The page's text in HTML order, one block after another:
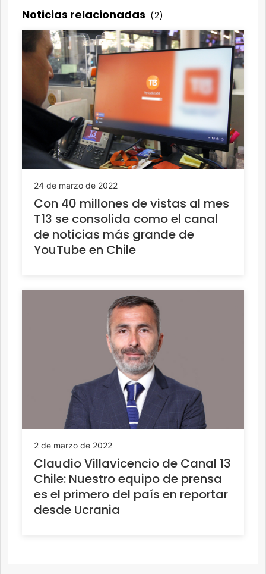
Noticias relacionadas (2)
24 de marzo de 2022
Con 40 millones de vistas al mes
T13 se consolida como el canal
de noticias más grande de
YouTube en Chile
2 de marzo de 2022
Claudio Villavicencio de Canal 13
Chile: Nuestro equipo de prensa
es el primero del país en reportar
desde Ucrania